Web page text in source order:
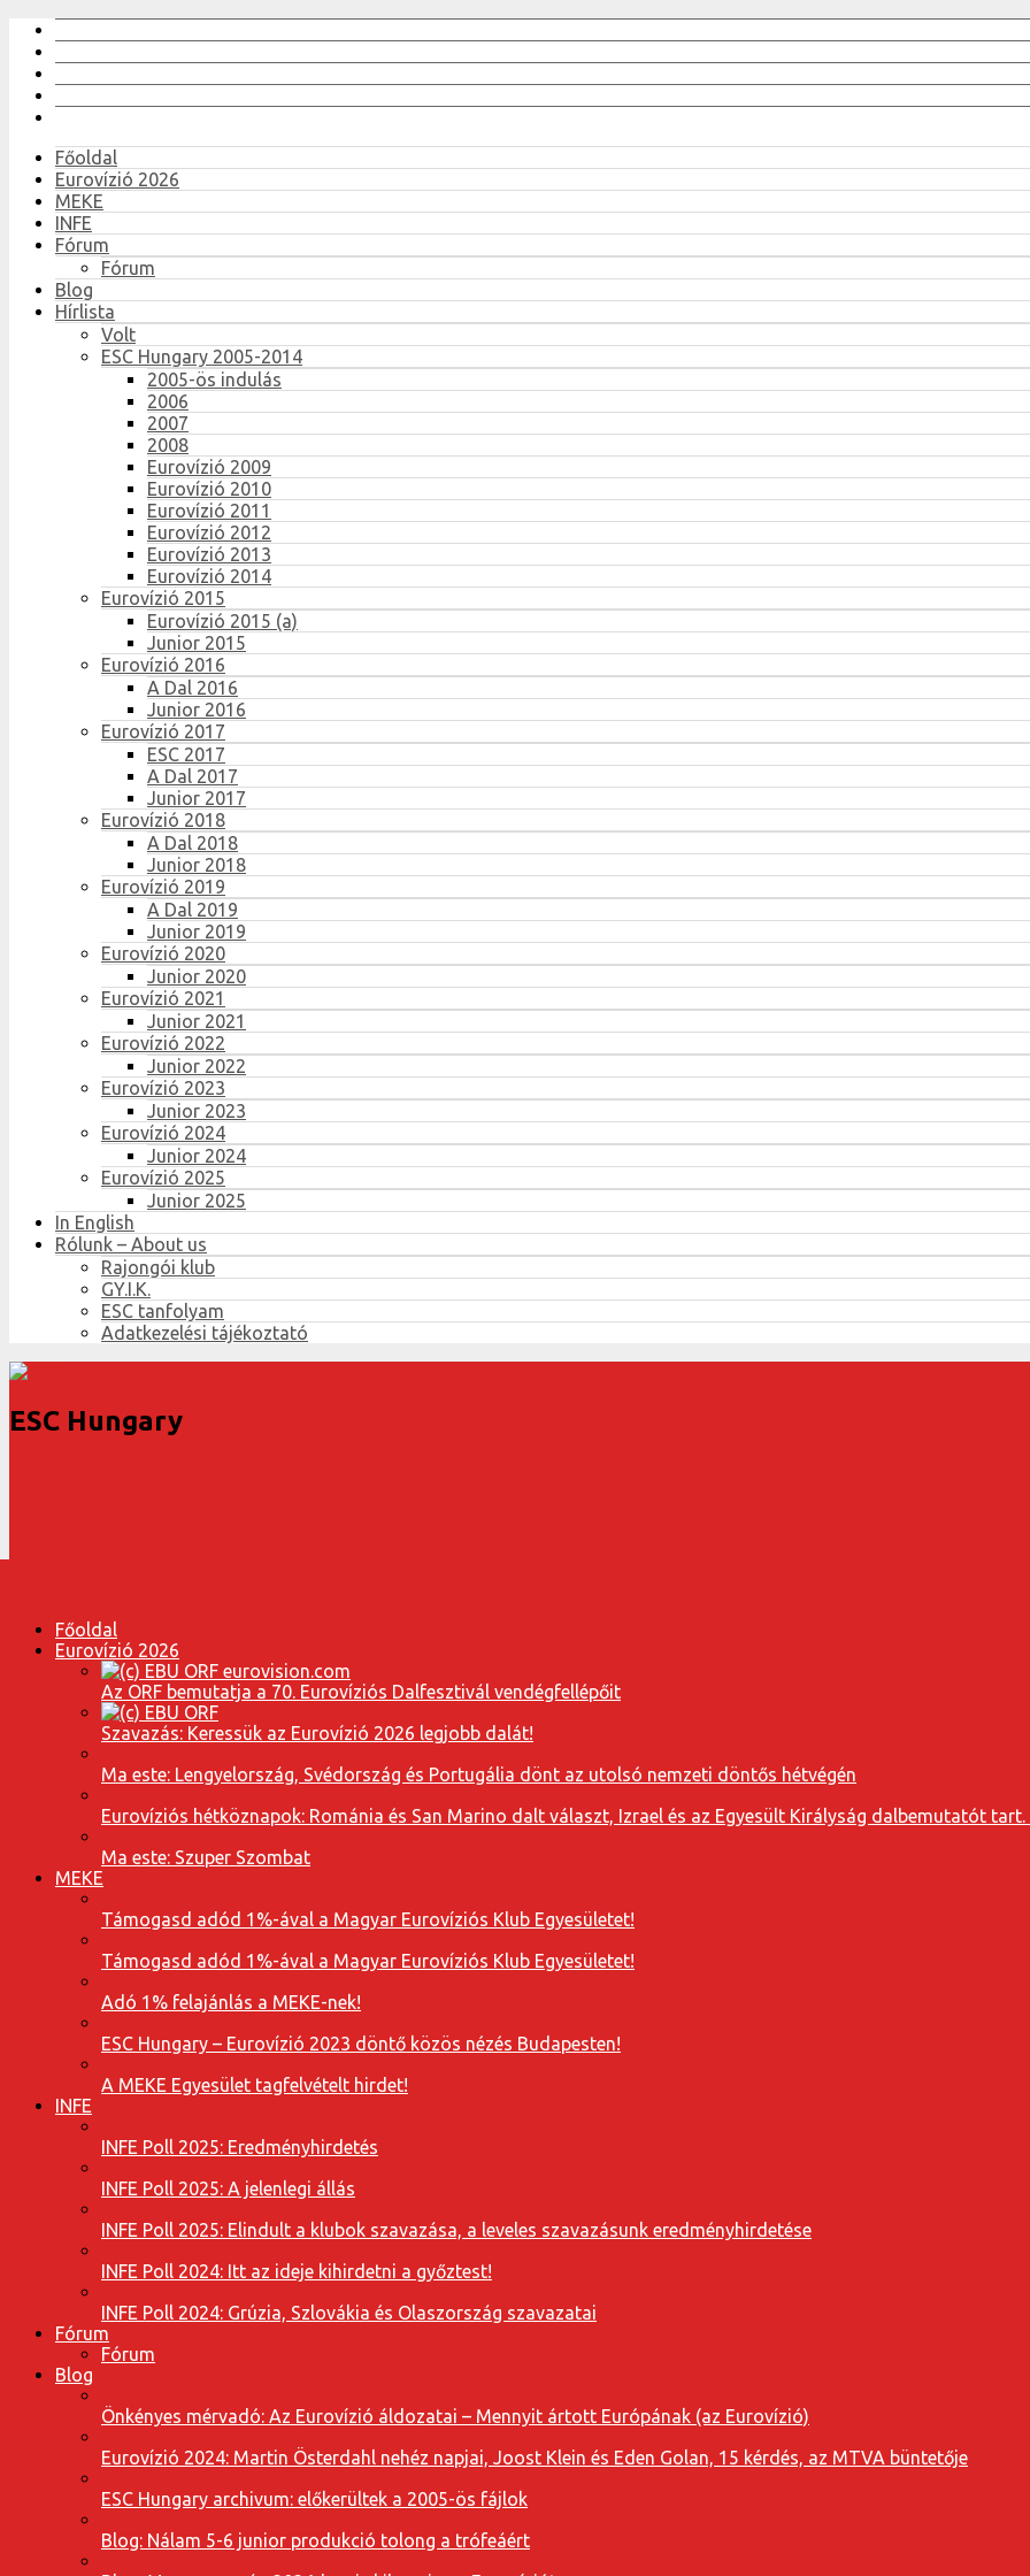
Főoldal
Eurovízió 2026
MEKE
INFE
Fórum
Fórum
Blog
Hírlista
Volt
ESC Hungary 2005-2014
2005-ös indulás
2006
2007
2008
Eurovízió 2009
Eurovízió 2010
Eurovízió 2011
Eurovízió 2012
Eurovízió 2013
Eurovízió 2014
Eurovízió 2015
Eurovízió 2015 (a)
Junior 2015
Eurovízió 2016
A Dal 2016
Junior 2016
Eurovízió 2017
ESC 2017
A Dal 2017
Junior 2017
Eurovízió 2018
A Dal 2018
Junior 2018
Eurovízió 2019
A Dal 2019
Junior 2019
Eurovízió 2020
Junior 2020
Eurovízió 2021
Junior 2021
Eurovízió 2022
Junior 2022
Eurovízió 2023
Junior 2023
Eurovízió 2024
Junior 2024
Eurovízió 2025
Junior 2025
In English
Rólunk – About us
Rajongói klub
GY.I.K.
ESC tanfolyam
Adatkezelési tájékoztató
ESC Hungary
Főoldal
Eurovízió 2026
Az ORF bemutatja a 70. Eurovíziós Dalfesztivál vendégfellépőit
Szavazás: Keressük az Eurovízió 2026 legjobb dalát!
Ma este: Lengyelország, Svédország és Portugália dönt az utolsó nemzeti döntős hétvégén
Eurovíziós hétköznapok: Románia és San Marino dalt választ, Izrael és az Egyesült Királyság dalbemutatót tart.
Ma este: Szuper Szombat
MEKE
Támogasd adód 1%-ával a Magyar Eurovíziós Klub Egyesületet!
Támogasd adód 1%-ával a Magyar Eurovíziós Klub Egyesületet!
Adó 1% felajánlás a MEKE-nek!
ESC Hungary – Eurovízió 2023 döntő közös nézés Budapesten!
A MEKE Egyesület tagfelvételt hirdet!
INFE
INFE Poll 2025: Eredményhirdetés
INFE Poll 2025: A jelenlegi állás
INFE Poll 2025: Elindult a klubok szavazása, a leveles szavazásunk eredményhirdetése
INFE Poll 2024: Itt az ideje kihirdetni a győztest!
INFE Poll 2024: Grúzia, Szlovákia és Olaszország szavazatai
Fórum
Fórum
Blog
Önkényes mérvadó: Az Eurovízió áldozatai – Mennyit ártott Európának (az Eurovízió)
Eurovízió 2024: Martin Österdahl nehéz napjai, Joost Klein és Eden Golan, 15 kérdés, az MTVA büntetője
ESC Hungary archivum: előkerültek a 2005-ös fájlok
Blog: Nálam 5-6 junior produkció tolong a trófeáért